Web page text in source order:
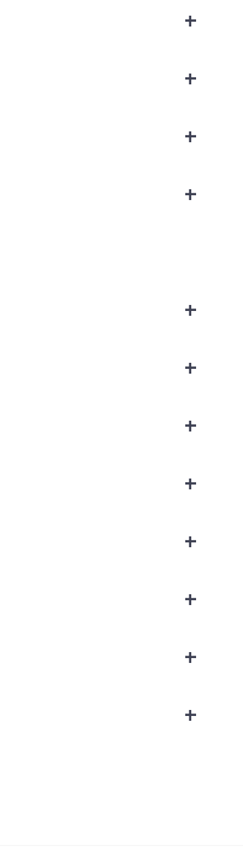
+
+
+
+
+
+
+
+
+
+
+
+